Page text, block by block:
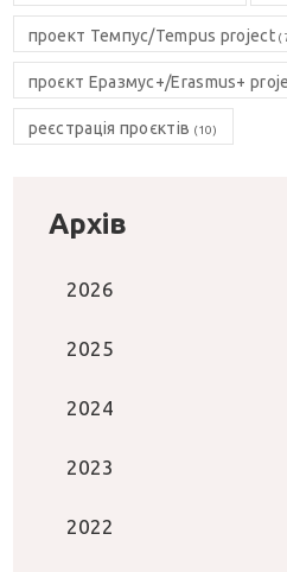
проект Темпус/Tempus project
проєкт Еразмус+/Erasmus+
реєстрація проєктів (10)
Архів
2026
2025
2024
2023
2022